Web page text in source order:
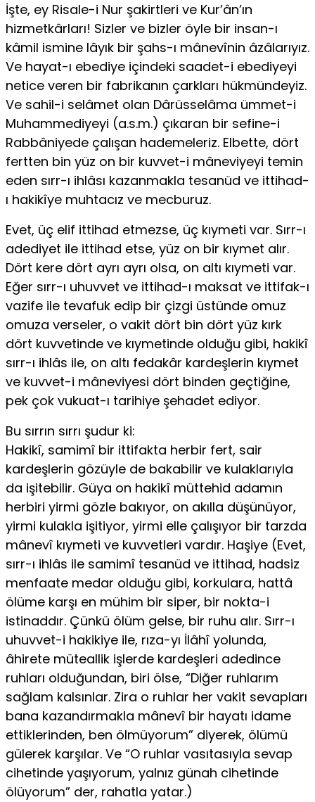
İşte, ey Risale-i Nur şakirtleri ve Kur’ân’ın
hizmetkârları! Sizler ve bizler öyle bir insan-ı
kâmil ismine lâyık bir şahs-ı mânevînin âzâlarıyız.
Ve hayat-ı ebediye içindeki saadet-i ebediyeyi
netice veren bir fabrikanın çarkları hükmündeyiz.
Ve sahil-i selâmet olan Dârüsselâma ümmet-i
Muhammediyeyi (a.s.m.) çıkaran bir sefine-i
Rabbâniyede çalışan hademeleriz. Elbette, dört
fertten bin yüz on bir kuvvet-i mâneviyeyi temin
eden sırr-ı ihlâsı kazanmakla tesanüd ve ittihad-
ı hakikîye muhtacız ve mecburuz.
Evet, üç elif ittihad etmezse, üç kıymeti var. Sırr-ı
adediyet ile ittihad etse, yüz on bir kıymet alır.
Dört kere dört ayrı ayrı olsa, on altı kıymeti var.
Eğer sırr-ı uhuvvet ve ittihad-ı maksat ve ittifak-ı
vazife ile tevafuk edip bir çizgi üstünde omuz
omuza verseler, o vakit dört bin dört yüz kırk
dört kuvvetinde ve kıymetinde olduğu gibi, hakikî
sırr-ı ihlâs ile, on altı fedakâr kardeşlerin kıymet
ve kuvvet-i mâneviyesi dört binden geçtiğine,
pek çok vukuat-ı tarihiye şehadet ediyor.
Bu sırrın sırrı şudur ki:
Hakikî, samimî bir ittifakta herbir fert, sair
kardeşlerin gözüyle de bakabilir ve kulaklarıyla
da işitebilir. Güya on hakikî müttehid adamın
herbiri yirmi gözle bakıyor, on akılla düşünüyor,
yirmi kulakla işitiyor, yirmi elle çalışıyor bir tarzda
mânevî kıymeti ve kuvvetleri vardır. Haşiye (Evet,
sırr-ı ihlâs ile samimî tesanüd ve ittihad, hadsiz
menfaate medar olduğu gibi, korkulara, hattâ
ölüme karşı en mühim bir siper, bir nokta-i
istinaddır. Çünkü ölüm gelse, bir ruhu alır. Sırr-ı
uhuvvet-i hakikiye ile, rıza-yı İlâhî yolunda,
âhirete müteallik işlerde kardeşleri adedince
ruhları olduğundan, biri ölse, “Diğer ruhlarım
sağlam kalsınlar. Zira o ruhlar her vakit sevapları
bana kazandırmakla mânevî bir hayatı idame
ettiklerinden, ben ölmüyorum” diyerek, ölümü
gülerek karşılar. Ve “O ruhlar vasıtasıyla sevap
cihetinde yaşıyorum, yalnız günah cihetinde
ölüyorum” der, rahatla yatar.)